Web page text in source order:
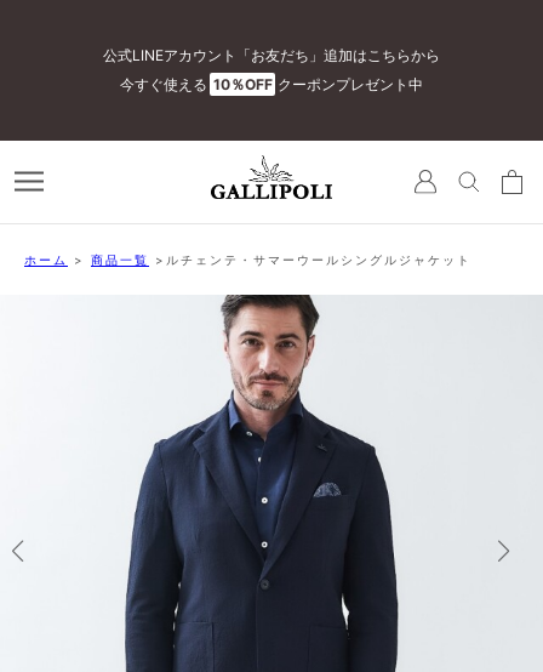
公式LINEアカウント「お友だち」追加はこちらから
今すぐ使える 10％OFF クーポンプレゼント中
ホーム > 商品一覧 >ルチェンテ・サマーウールシングルジャケット